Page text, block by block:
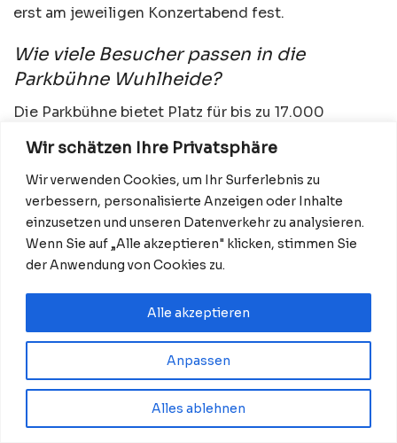
Wir schätzen Ihre Privatsphäre
Wir verwenden Cookies, um Ihr Surferlebnis zu
verbessern, personalisierte Anzeigen oder Inhalte
einzusetzen und unseren Datenverkehr zu analysieren.
Wenn Sie auf „Alle akzeptieren" klicken, stimmen Sie
der Anwendung von Cookies zu.
Anpassen
Alles ablehnen
Alle akzeptieren
erst am jeweiligen Konzertabend fest.
Wie viele Besucher passen in die
Parkbühne Wuhlheide?
Die Parkbühne bietet Platz für bis zu 17.000
und Stehplätze im Innenraum.
Wie komme ich zur Parkbühne
Wuhlheide?
Eine wichtige Verbindung ist die S3 bis Wuhlheide.
langer Fußweg zur Parkbühne. Alternativ ist die
Anreise über Köpenick und weiter mit der Tram
Findet das Konzert bei Regen statt?
Open-Air-Konzerte finden grundsätzlich auch bei